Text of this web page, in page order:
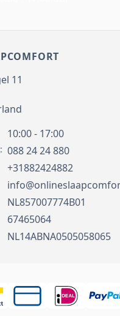
11
10:00 - 17:00
088 24 24 880
+31882424882
NL857007774B01
67465064
NL14ABNA0505058065